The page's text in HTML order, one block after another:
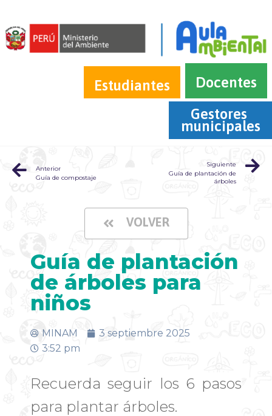
Estudiantes
Docentes
Gestores
municipales
Anterior
Guía de compostaje
Siguiente
Guía de plantación de
árboles
VOLVER
Guía de plantación
de árboles para
niños
MINAM
3 septiembre 2025
3:52 pm
Recuerda seguir los 6 pasos
para plantar árboles.